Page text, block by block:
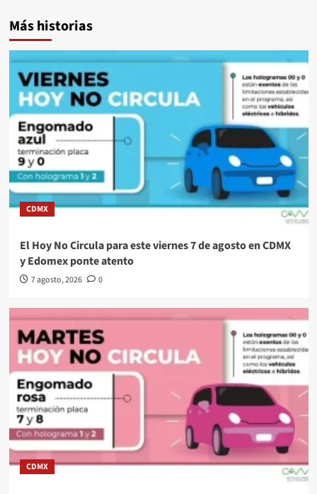
Más historias
CDMX
El Hoy No Circula para este viernes 7 de agosto en CDMX
y Edomex ponte atento
7 agosto, 2026 0
CDMX